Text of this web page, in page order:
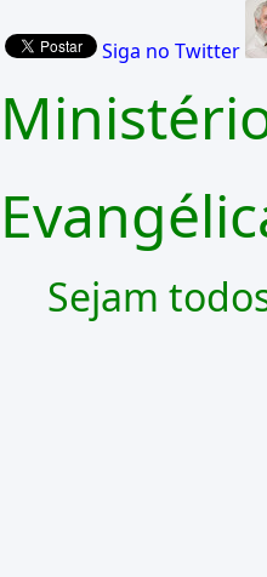
Siga no Twitter
Sejam